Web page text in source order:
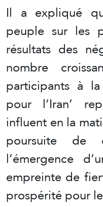
Il a expliqué
peuple sur les
résultats des
nombre
participants à
pour l’Iran’
influent en la
poursuite de
l’émergence
empreinte de
prospérité pour